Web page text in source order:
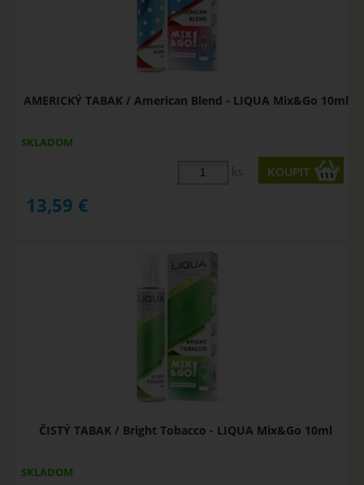
AMERICKÝ TABAK / American Blend - LIQUA Mix&Go 10ml
SKLADOM
ks
13,59 €
ČISTÝ TABAK / Bright Tobacco - LIQUA Mix&Go 10ml
SKLADOM